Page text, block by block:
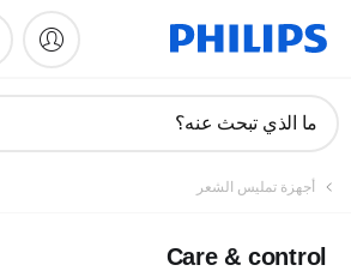
دعم
ما الذي تبحث عنه؟
أجهزة تمليس الشعر
Care & control